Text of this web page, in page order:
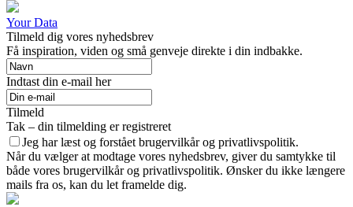
Your Data
Tilmeld dig vores nyhedsbrev
Få inspiration, viden og små genveje direkte i din indbakke.
Indtast din e-mail her
Tilmeld
Tak – din tilmelding er registreret
Jeg har læst og forstået brugervilkår og privatlivspolitik.
Når du vælger at modtage vores nyhedsbrev, giver du samtykke til
både vores brugervilkår og privatlivspolitik. Ønsker du ikke længere
mails fra os, kan du let framelde dig.